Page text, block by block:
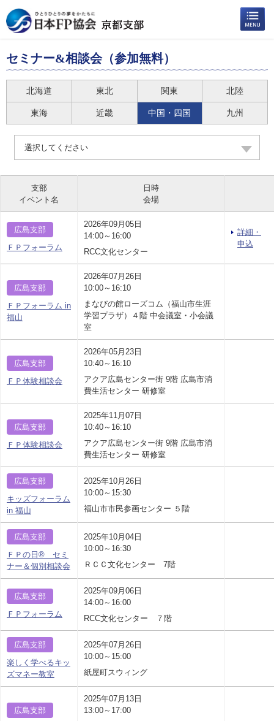
セミナー&相談会（参加無料）
北海道 東北 関東 北陸
東海 近畿 中国・四国 九州
選択してください
支部
イベント名
日時
会場
広島支部
ＦＰフォーラム
2026年09月05日
14:00～16:00
RCC文化センター
詳細・
申込
広島支部
ＦＰフォーラム in
福山
2026年07月26日
10:00～16:10
まなびの館ローズコム（福山市生涯
学習プラザ）４階 中会議室・小会議
室
広島支部
ＦＰ体験相談会
2026年05月23日
10:40～16:10
アクア広島センター街 9階 広島市消
費生活センター 研修室
広島支部
ＦＰ体験相談会
2025年11月07日
10:40～16:10
アクア広島センター街 9階 広島市消
費生活センター 研修室
広島支部
キッズフォーラム
in 福山
2025年10月26日
10:00～15:30
福山市市民参画センター ５階
広島支部
ＦＰの日® セミ
ナー＆個別相談会
2025年10月04日
10:00～16:30
ＲＣＣ文化センター 7階
広島支部
ＦＰフォーラム
2025年09月06日
14:00～16:00
RCC文化センター ７階
広島支部
楽しく学べるキッ
ズマネー教室
2025年07月26日
10:00～15:00
紙屋町スウィング
広島支部
2025年07月13日
13:00～17:00